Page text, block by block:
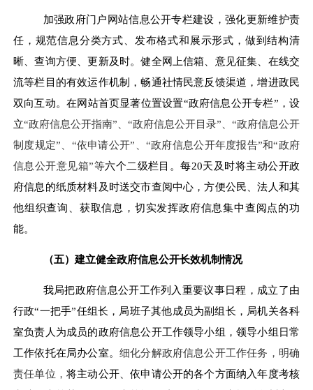
加强政府门户网站信息公开专栏建设，强化更新维护责
任，规范信息分类方式、发布格式和展示形式，做到结构清
晰、查询方便、更新及时。健全网上信箱、意见征集、在线交
流等栏目的有效运作机制，畅通社情民意反馈渠道，增进政民
双向互动。在网站首页显著位置设置“政府信息公开专栏”，设
立“政府信息公开指南”、“政府信息公开目录”、“政府信息公开
制度规定”、“依申请公开”、“政府信息公开年度报告”和“政府
信息公开意见箱”等六个二级栏目。每20天及时将主动公开政
府信息的纸质材料及时送交市查阅中心，方便公民、法人和其
他组织查询、获取信息，切实发挥政府信息集中查阅点的功
能。
（五）建立健全政府信息公开长效机制情况
我局把政府信息公开工作列入重要议事日程，成立了由
行政“一把手”任组长，局班子其他成员为副组长，局机关各科
室负责人为成员的政府信息公开工作领导小组，领导小组日常
工作依托在局办公室。 细化分解政府信息公开工作任务，明确
责任单位， 将主动公开、依申请公开的各个方面纳入年度考核